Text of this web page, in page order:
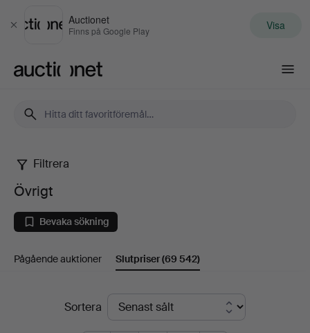
Stäng
Auctionet
Finns på Google Play Visa
Övrigt
Filtrera
Övrigt
Bevaka sökning
Pågående auktioner Slutpriser(69 542)
SlutpriserSortera